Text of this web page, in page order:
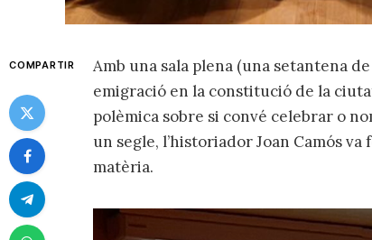
COMPARTIR
Amb una sala plena (una setantena
emigració en la constitució de la
polèmica sobre si convé celebrar o
un segle, l’historiador Joan Camós
matèria.